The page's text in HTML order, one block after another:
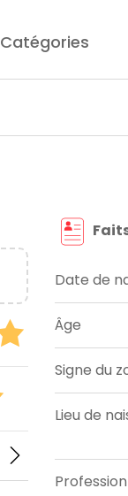
Catégories
Date de
Âge
Signe du
Lieu de
Profession